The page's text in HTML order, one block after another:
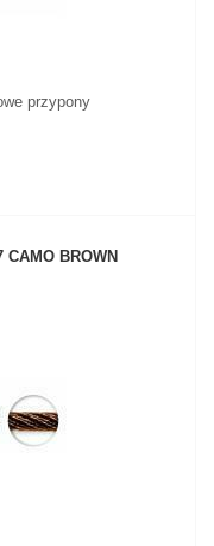
przypony
CAMO BROWN